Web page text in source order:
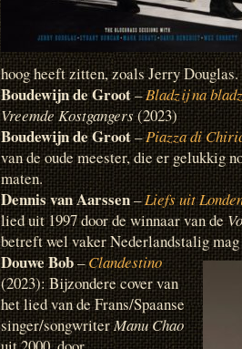
hoog heeft zitten, zoals Jerry
Boudewijn de Groot–Bladzij na
Vreemde Kostgangers(2023)
Boudewijn de Groot–Piazza di
van de oude meester, die er gelukkig
maten.
Dennis van Aarssen–Liefs uit
lied uit 1997 door de winnaar van de
betreft wel vaker Nederlandstalig
Douwe Bob– Clandestino
(2023): Bijzondere cover van
het lied van de Frans/Spaanse
singer/songwriterManu Chao